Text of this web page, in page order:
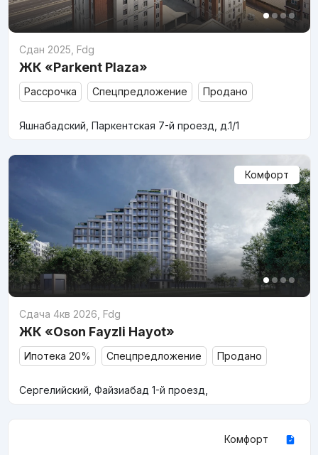
Сдан 2025 Fdg
ЖК «Parkent Plaza»
Рассрочка Спецпредложение Продано
Яшнабадский, Паркентская 7-й проезд, д.1/1
Комфорт
Сдача 4кв 2026 Fdg
ЖК «Oson Fayzli Hayot»
Ипотека 20% Спецпредложение Продано
Сергелийский, Файзиабад 1-й проезд,
Комфорт